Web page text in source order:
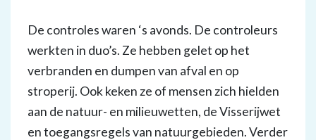
De controles waren ‘s avonds. De controleurs
werkten in duo’s. Ze hebben gelet op het
verbranden en dumpen van afval en op
stroperij. Ook keken ze of mensen zich hielden
aan de natuur- en milieuwetten, de Visserijwet
en toegangsregels van natuurgebieden. Verder